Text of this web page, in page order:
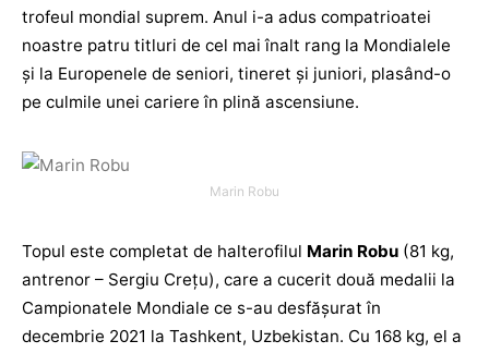
trofeul mondial suprem. Anul i-a adus compatrioatei
noastre patru titluri de cel mai înalt rang la Mondialele
și la Europenele de seniori, tineret și juniori, plasând-o
pe culmile unei cariere în plină ascensiune.
Marin Robu
Topul este completat de halterofilul Marin Robu (81 kg,
antrenor – Sergiu Crețu), care a cucerit două medalii la
Campionatele Mondiale ce s-au desfășurat în
decembrie 2021 la Tashkent, Uzbekistan. Cu 168 kg, el a